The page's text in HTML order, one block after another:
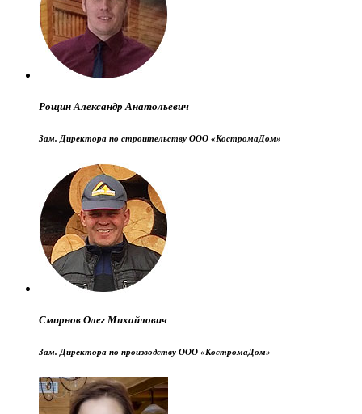
Рощин Александр Анатольевич
Зам. Директора по строительству ООО «КостромаДом»
Смирнов Олег Михайлович
Зам. Директора по производству ООО «КостромаДом»